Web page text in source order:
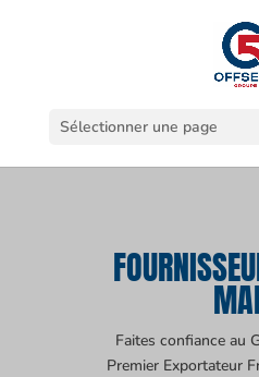
Sélectionner une page
Faites confiance au
Premier Exportateur